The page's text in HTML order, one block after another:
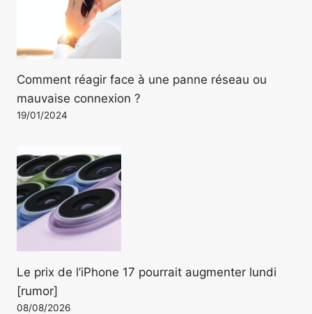
Comment réagir face à une panne réseau ou
mauvaise connexion ?
19/01/2024
Le prix de l’iPhone 17 pourrait augmenter lundi
[rumor]
08/08/2026